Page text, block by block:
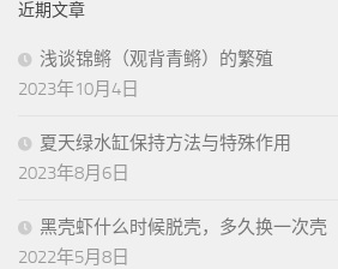
近期文章
浅谈锦鳉（观背青鳉）的繁殖
2023年10月4日
夏天绿水缸保持方法与特殊作用
2023年8月6日
黑壳虾什么时候脱壳，多久换一次壳
2022年5月8日